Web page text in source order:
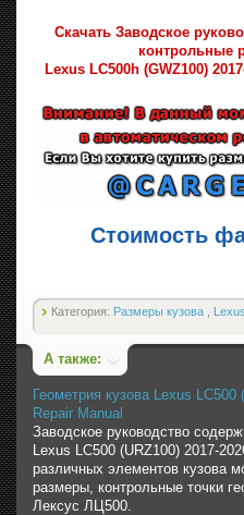
Скачать Заводское
контрольные
Lexus LC500h (GWZ100)
Стоимость
Категория: Размеры кузова Lexus
А также:
Геометрия кузова Lexus
Repair Manual
Заводское руководство
Lexus LC500 (URZ100) 2017-
различных элементов кузова
размеры, контрольные точки
Лексус ЛЦ500.